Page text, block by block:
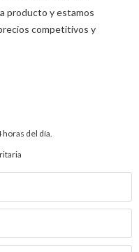
producto y estamos
competitivos y
del día.